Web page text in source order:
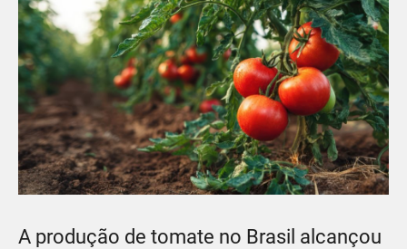
A produção de tomate no Brasil alcançou